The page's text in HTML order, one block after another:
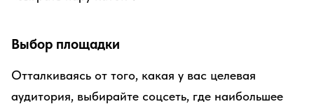
Выбор площадки
Отталкиваясь от того, какая у вас целевая
аудитория, выбирайте соцсеть, где наибольшее